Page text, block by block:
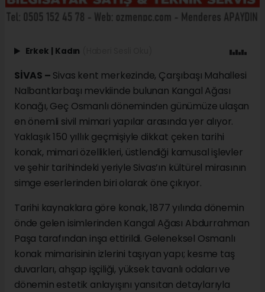
Erkek | Kadın
SİVAS – Sivas kent merkezinde, Çarşıbaşı Mahallesi
Nalbantlarbaşı mevkiinde bulunan Kangal Ağası
Konağı, Geç Osmanlı döneminden günümüze ulaşan
en önemli sivil mimari yapılar arasında yer alıyor.
Yaklaşık 150 yıllık geçmişiyle dikkat çeken tarihi
konak, mimari özellikleri, üstlendiği kamusal işlevler
ve şehir tarihindeki yeriyle Sivas’ın kültürel mirasının
simge eserlerinden biri olarak öne çıkıyor.
Tarihi kaynaklara göre konak, 1877 yılında dönemin
önde gelen isimlerinden Kangal Ağası Abdurrahman
Paşa tarafından inşa ettirildi. Geleneksel Osmanlı
konak mimarisinin izlerini taşıyan yapı; kesme taş
duvarları, ahşap işçiliği, yüksek tavanlı odaları ve
dönemin estetik anlayışını yansıtan detaylarıyla